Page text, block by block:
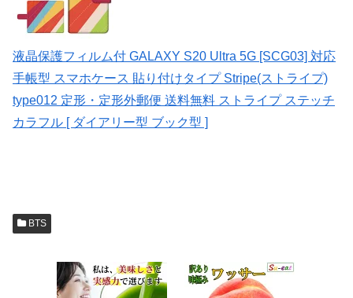
液晶保護フィルム付 GALAXY S20 Ultra 5G [SCG03] 対応
手帳型 スマホケース 貼り付けタイプ Stripe(ストライプ)
type012 定形・定形外郵便 送料無料 ストライプ ステッチ
カラフル [ ダイアリー型 ブック型 ]
BTS